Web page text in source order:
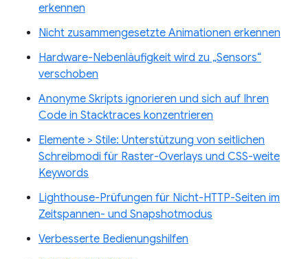
erkennen
Nicht zusammengesetzte Animationen erkennen
Hardware-Nebenläufigkeit wird zu „Sensors“
verschoben
Anonyme Skripts ignorieren und sich auf Ihren
Code in Stacktraces konzentrieren
Elemente > Stile: Unterstützung von seitlichen
Schreibmodi für Raster-Overlays und CSS-weite
Keywords
Lighthouse-Prüfungen für Nicht-HTTP-Seiten im
Zeitspannen- und Snapshotmodus
Verbesserte Bedienungshilfen